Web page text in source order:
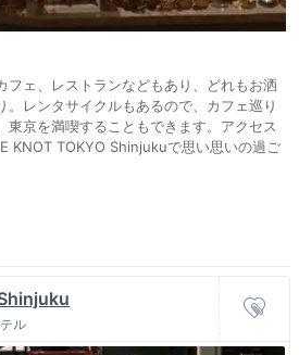
フェ、レストランなどもあり、どれもお洒
。レンタサイクルもあるので、カフェ巡り
東京を満喫することもできます。アクセス
KNOT TOKYO Shinjukuで思い思いの過ご
ル